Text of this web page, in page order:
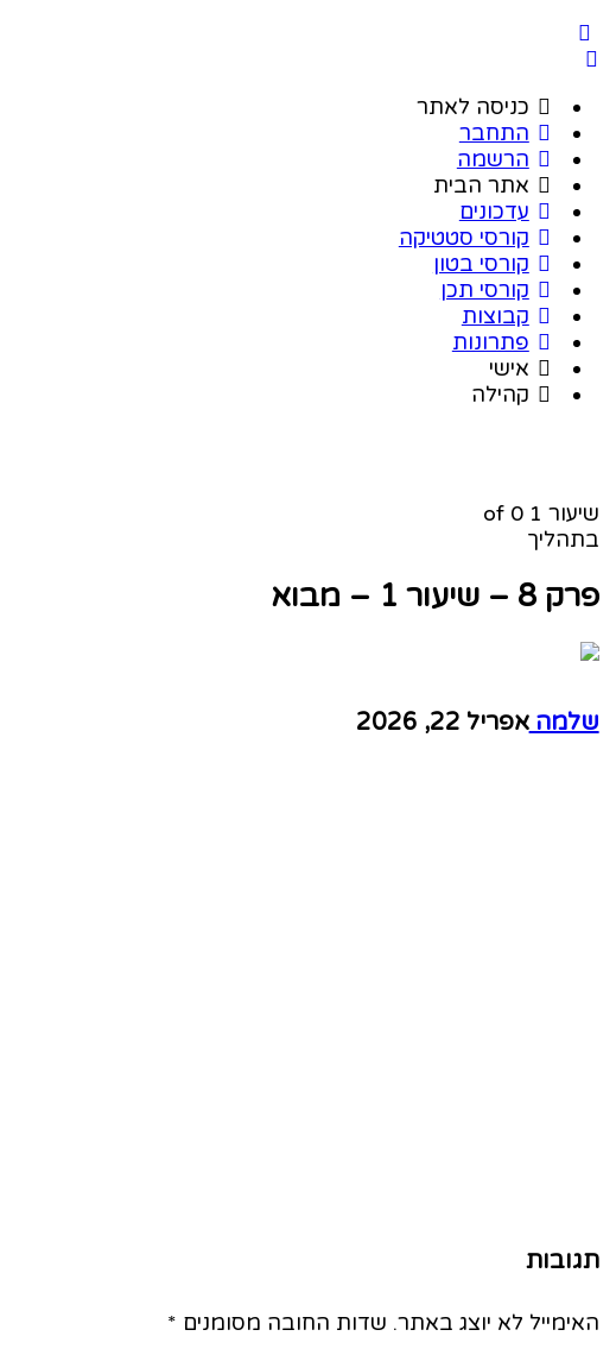
כניסה לאתר
התחבר
הרשמה
אתר הבית
עדכונים
קורסי סטטיקה
קורסי בטון
קורסי תכן
קבוצות
פתרונות
אישי
קהילה
שיעור 1
of 0
בתהליך
פרק 8 – שיעור 1 – מבוא
שלמהאפריל 22, 2026
תגובות
האימייל לא יוצג באתר. שדות החובה מסומנים *